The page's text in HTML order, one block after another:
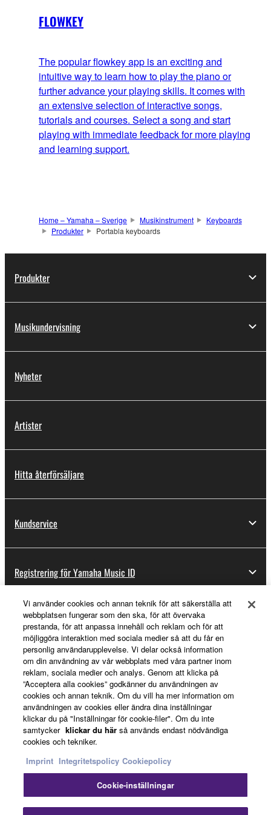
FLOWKEY
The popular flowkey app is an exciting and
intuitive way to learn how to play the piano or
further advance your playing skills. It comes with
an extensive selection of interactive songs,
tutorials and courses. Select a song and start
playing with immediate feedback for more playing
and learning support.
Home – Yamaha – Sverige Musikinstrument
Keyboards
Produkter
Portabla keyboards
Produkter
Musikundervisning
Nyheter
Artister
Hitta återförsäljare
Kundservice
Registrering för Yamaha Music ID
Om Yamaha
Sverige - Swedish
Business
Kontakta ossVillkorIntegritetspolicyCookiepolicyImprint
Vi använder cookies och annan teknik för att säkerställa att
webbplatsen fungerar som den ska, för att övervaka
prestanda, för att anpassa innehåll och reklam och för att
möjliggöra interaktion med sociala medier så att du får en
personlig användarupplevelse. Vi delar också information
om din användning av vår webbplats med våra partner inom
reklam, sociala medier och analys. Genom att klicka på
”Acceptera alla cookies” godkänner du användningen av
cookies och annan teknik. Om du vill ha mer information om
användningen av cookies eller ändra dina inställningar
klickar du på "Inställningar för cookie-filer". Om du inte
samtycker klickar du här så används endast nödvändiga
cookies och tekniker.
Imprint Integritetspolicy Cookiepolicy
Cookie-inställningar